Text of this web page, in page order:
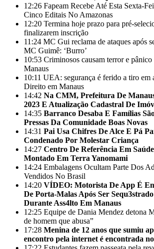
12:26 Fapeam Recebe Até Esta Sexta-
Cinco Editais No Amazonas
12:20 Termina hoje prazo para pré-
finalizarem inscrição
11:24 MC Gui reclama de ataques após
MC Guimê: ‘Burro’
10:53 Criminosos causam terror e
Manaus
10:11 UEA: segurança é ferido a tiro em
Direito em Manaus
14:42 Na CMM, Prefeitura De
2023 E Atualização Cadastral De
14:35 Barranco Desaba E Famílias
Pressas Da Comunidade Boas Novas
14:31 Pai Usa Chifres De Alce E Pá
Condenado Por Molestar Criança
14:27 Centro De Referência Em
Montado Em Terra Yanomami
14:24 Embalagens Ocultam Parte Dos
Vendidos No Brasil
14:20 VÍDEO: Motorista De App É
De Porta-Malas Após Ser
Durante Ass4lto Em Manaus
12:25 Equipe de Dania Mendez detona
de homem que abusa”
17:28 Menina de 12 anos que sumiu
encontro pela internet é encontrada